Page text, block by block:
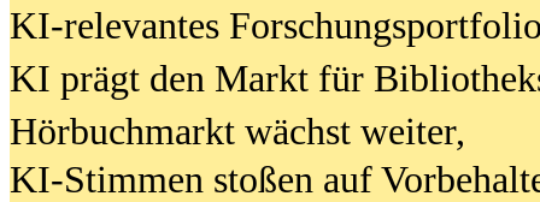
KI-relevantes
KI prägt den Markt für
Hörbuchmarkt wächst weiter,
KI-Stimmen stoßen auf